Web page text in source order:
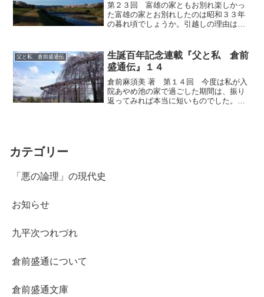
第２３回 富雄の家ともお別れ楽しかっ
た富雄の家とお別れしたのは昭和３３年
の暮れ頃でしょうか。引越しの理由はい
実は、前年の夏の終わり頃、台風がきて
大雨になったのですが、そ...
父と私 倉前盛通伝
生誕百年記念連載『父と私 倉前
盛通伝』１４
倉前麻須美 著 第１４回 今度は私が入
院あやめ池の家で過ごした期間は、振り
返ってみれば本当に短いものでした。一
カテゴリー
「悪の論理」の現代史
お知らせ
九平次つれづれ
倉前盛通について
倉前盛通文庫